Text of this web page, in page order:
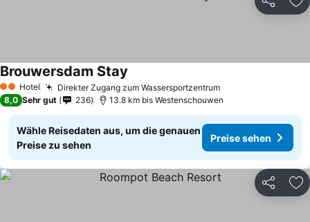
Teilen
2 Sterne
Hotel Direkter Zugang zum Wassersportzentrum
Brouwersdam Stay
8,0 Sehr gut 236 13.8 km bis Westenschouwen
Wähle Reisedaten aus, um die genauen
Preise zu sehen
Preise sehen
Teilen